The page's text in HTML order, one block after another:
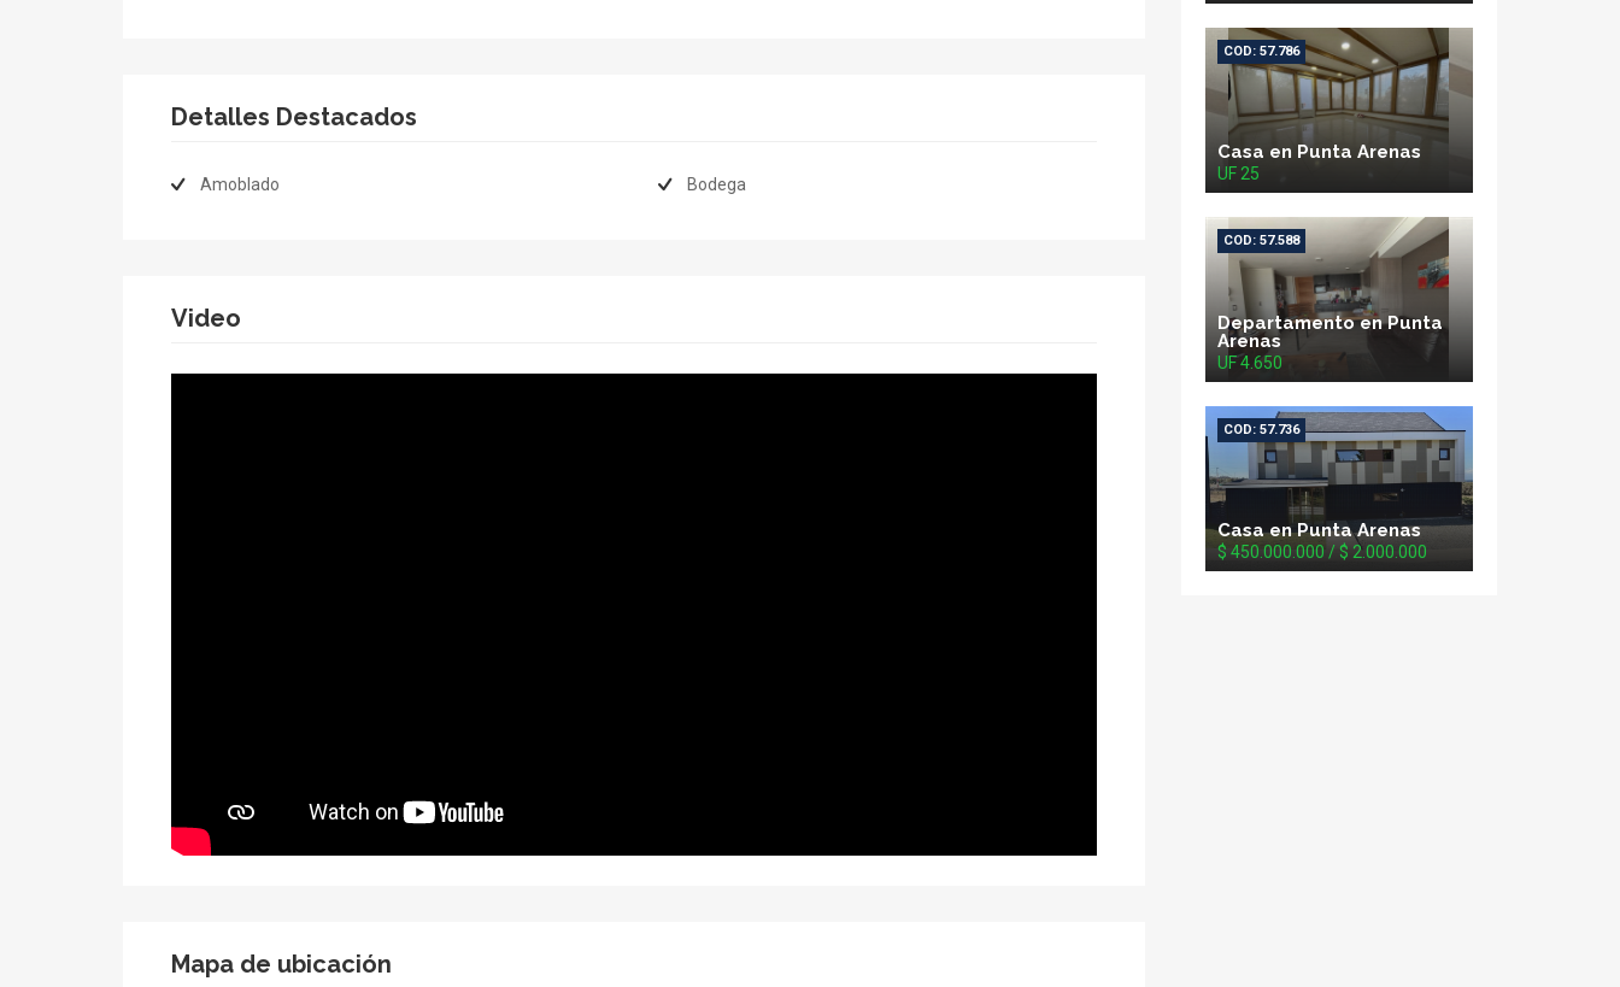
Detalles Destacados
Amoblado Bodega
Video
Mapa de ubicación
COD: 57.786
Casa en Punta Arenas
UF 25
COD: 57.588
Departamento en Punta
Arenas
UF 4.650
COD: 57.736
Casa en Punta Arenas
$ 450.000.000 / $ 2.000.000